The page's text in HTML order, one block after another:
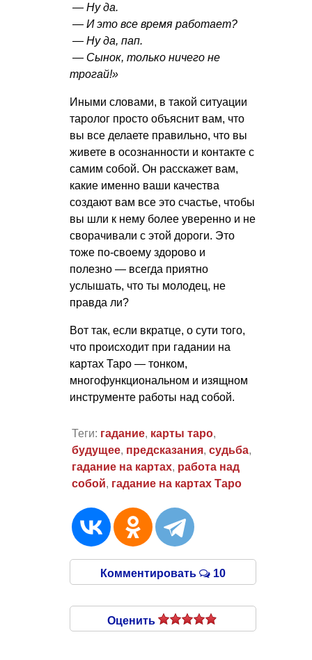
— Ну да.
— И это все время работает?
— Ну да, пап.
— Сынок, только ничего не
трогай!»
Иными словами, в такой ситуации
таролог просто объяснит вам, что
вы все делаете правильно, что вы
живете в осознанности и контакте с
самим собой. Он расскажет вам,
какие именно ваши качества
создают вам все это счастье, чтобы
вы шли к нему более уверенно и не
сворачивали с этой дороги. Это
тоже по-своему здорово и
полезно — всегда приятно
услышать, что ты молодец, не
правда ли?
Вот так, если вкратце, о сути того,
что происходит при гадании на
картах Таро — тонком,
многофункциональном и изящном
инструменте работы над собой.
Теги: гадание, карты таро,
будущее, предсказания, судьба,
гадание на картах, работа над
собой, гадание на картах Таро
Комментировать 10
Оценить